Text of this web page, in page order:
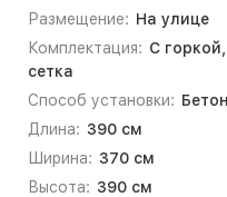
Размещение: На улице
Комплектация: С
сетка
Способ установки:
Длина: 390 см
Ширина: 370 см
Высота: 390 см